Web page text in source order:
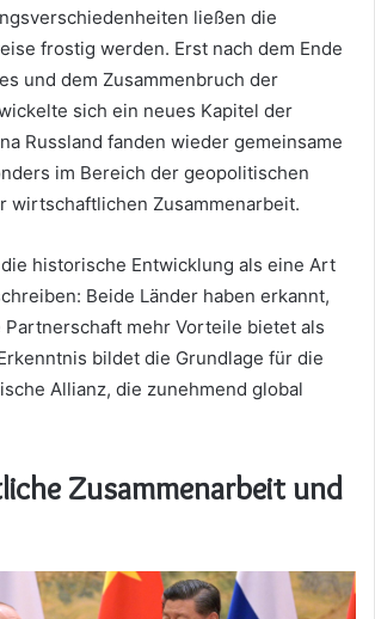
ließen die
frostig werden. Erst nach dem Ende
und dem Zusammenbruch der
sich ein neues Kapitel der
Russland fanden wieder gemeinsame
im Bereich der geopolitischen
wirtschaftlichen Zusammenarbeit.
historische Entwicklung als eine Art
Beide Länder haben erkannt,
Partnerschaft mehr Vorteile bietet als
bildet die Grundlage für die
Allianz, die zunehmend global
Zusammenarbeit und